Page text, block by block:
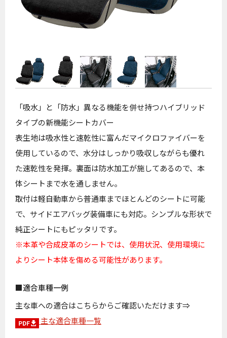
「吸水」と「防水」異なる機能を併せ持つハイブリッド
タイプの新機能シートカバー
表生地は吸水性と速乾性に富んだマイクロファイバーを
使用しているので、水分はしっかり吸収しながらも優れ
た速乾性を発揮。裏面は防水加工が施してあるので、本
体シートまで水を通しません。
取付は軽自動車から普通車までほとんどのシートに可能
で、サイドエアバッグ装備車にも対応。シンプルな形状で
純正シートにもピッタリです。
※本革や合成皮革のシートでは、使用状況、使用環境に
よりシート本体を傷める可能性があります。
適合車種一例
主な車への適合はこちらからご確認いただけます⇒
主な適合車種一覧